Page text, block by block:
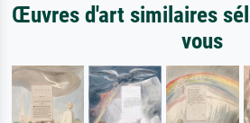
Œuvres d'art similaires
vous